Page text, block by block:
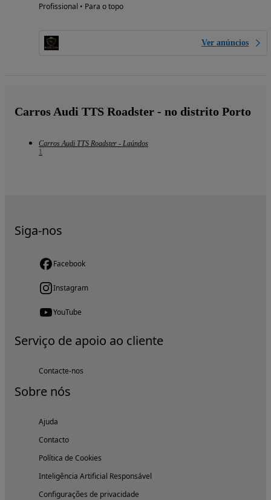
Profissional • Para o topo
Ver anúncios
Carros Audi TTS Roadster - no distrito Porto
Carros Audi TTS Roadster - Laúndos
1
Siga-nos
Facebook
Instagram
YouTube
Serviço de apoio ao cliente
Contacte-nos
Sobre nós
Ajuda
Contacto
Política de Cookies
Inteligência Artificial Responsável
Configurações de privacidade